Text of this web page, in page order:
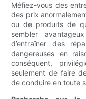
Méfiez-vous des
des prix
ou de produits de
sembler
d’entraîner des
dangereuses en
conséquent,
seulement de faire
de conduire en toute